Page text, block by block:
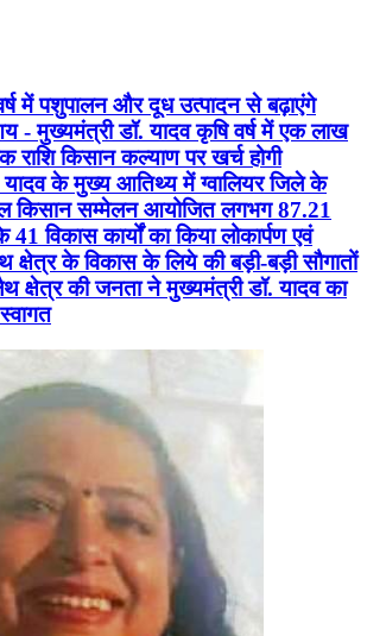
में पशुपालन और दूध उत्पादन से बढ़ाएंगे
- मुख्यमंत्री डॉ. यादव कृषि वर्ष में एक लाख
किसान कल्याण पर खर्च होगी
यादव के मुख्य आतिथ्य में ग्वालियर जिले के
किसान सम्मेलन आयोजित लगभग 87.21
विकास कार्यों का किया लोकार्पण एवं
के विकास के लिये की बड़ी-बड़ी सौगातों
क्षेत्र की जनता ने मुख्यमंत्री डॉ. यादव का